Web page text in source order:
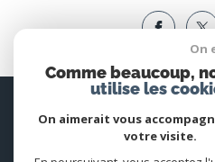
Se
On
Comme beaucoup,
utilise les
On aimerait vous
votre visite.